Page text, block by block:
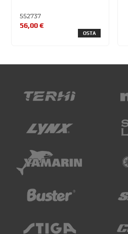
552737
56,00 €
OSTA